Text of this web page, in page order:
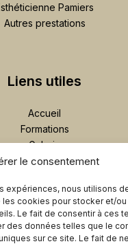
le consentement
expériences, nous utilisons
cookies pour stocker et/ou
Le fait de consentir à ces
des données telles que le
sur ce site. Le fait de
Pamiers
Autres prestations
Liens utiles
Accueil
Formations
Galerie
Contact
rendez-vous
UN MESSAGE